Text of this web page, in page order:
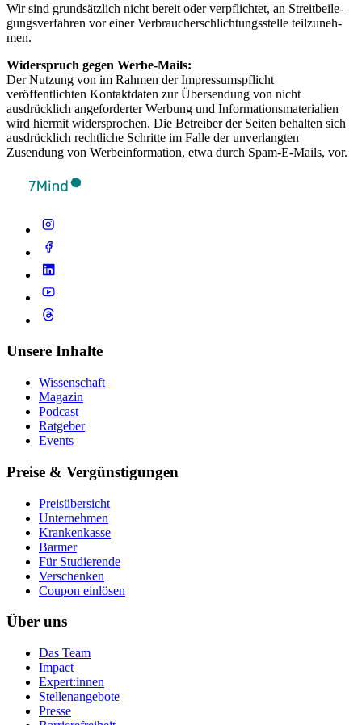
Wir sind grund­sätz­lich nicht bereit oder verp­flich­tet, an Streit­bei­le­
gung­sver­fah­ren vor einer Ver­brau­cher­schlich­tungs­s­telle teil­zu­neh­
men.
Widerspruch gegen Werbe-Mails:
Der Nutzung von im Rahmen der Impressumspflicht
veröffentlichten Kontaktdaten zur Übersendung von nicht
ausdrücklich angeforderter Werbung und Informationsmaterialien
wird hiermit widersprochen. Die Betreiber der Seiten behalten sich
ausdrücklich rechtliche Schritte im Falle der unverlangten
Zusendung von Werbeinformation, etwa durch Spam-E-Mails, vor.
Unsere Inhalte
Wissenschaft
Magazin
Podcast
Ratgeber
Events
Preise & Vergünstigungen
Preisübersicht
Unternehmen
Krankenkasse
Barmer
Für Studierende
Ver­schen­ken
Coupon einlösen
Über uns
Das Team
Impact
Expert:innen
Stellenangebote
Presse